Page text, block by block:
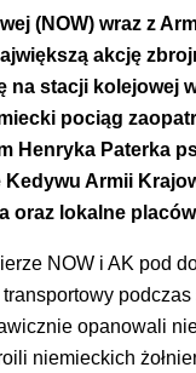
(NOW) wraz z
akcję
stacji kolejowej
pociąg
Henryka Paterka
Kedywu Armii
oraz lokalne
NOW i AK pod
opanowali
niemieckich